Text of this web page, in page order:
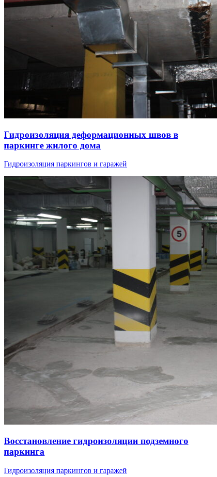
Гидроизоляция деформационных швов в
паркинге жилого дома
Гидроизоляция паркингов и гаражей
Восстановление гидроизоляции подземного
паркинга
Гидроизоляция паркингов и гаражей